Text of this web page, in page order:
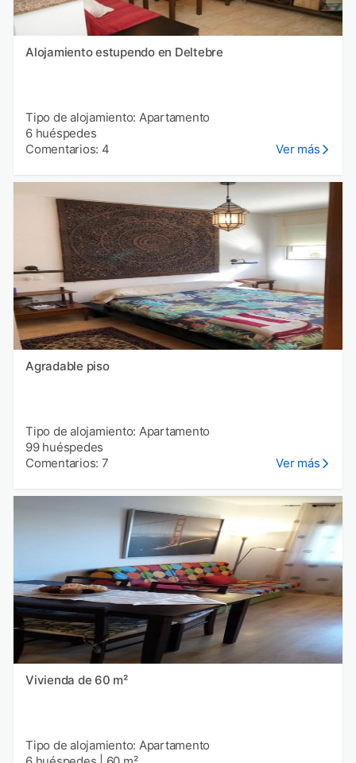
Alojamiento estupendo en Deltebre
Tipo de alojamiento: Apartamento
6 huéspedes
Comentarios: 4
Ver más
Agradable piso
Tipo de alojamiento: Apartamento
99 huéspedes
Comentarios: 7
Ver más
Vivienda de 60 m²
Tipo de alojamiento: Apartamento